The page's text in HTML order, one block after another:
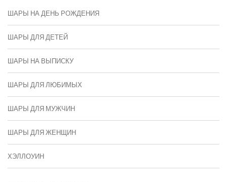
ШАРЫ НА ДЕНЬ РОЖДЕНИЯ
ШАРЫ ДЛЯ ДЕТЕЙ
ШАРЫ НА ВЫПИСКУ
ШАРЫ ДЛЯ ЛЮБИМЫХ
ШАРЫ ДЛЯ МУЖЧИН
ШАРЫ ДЛЯ ЖЕНЩИН
ХЭЛЛОУИН